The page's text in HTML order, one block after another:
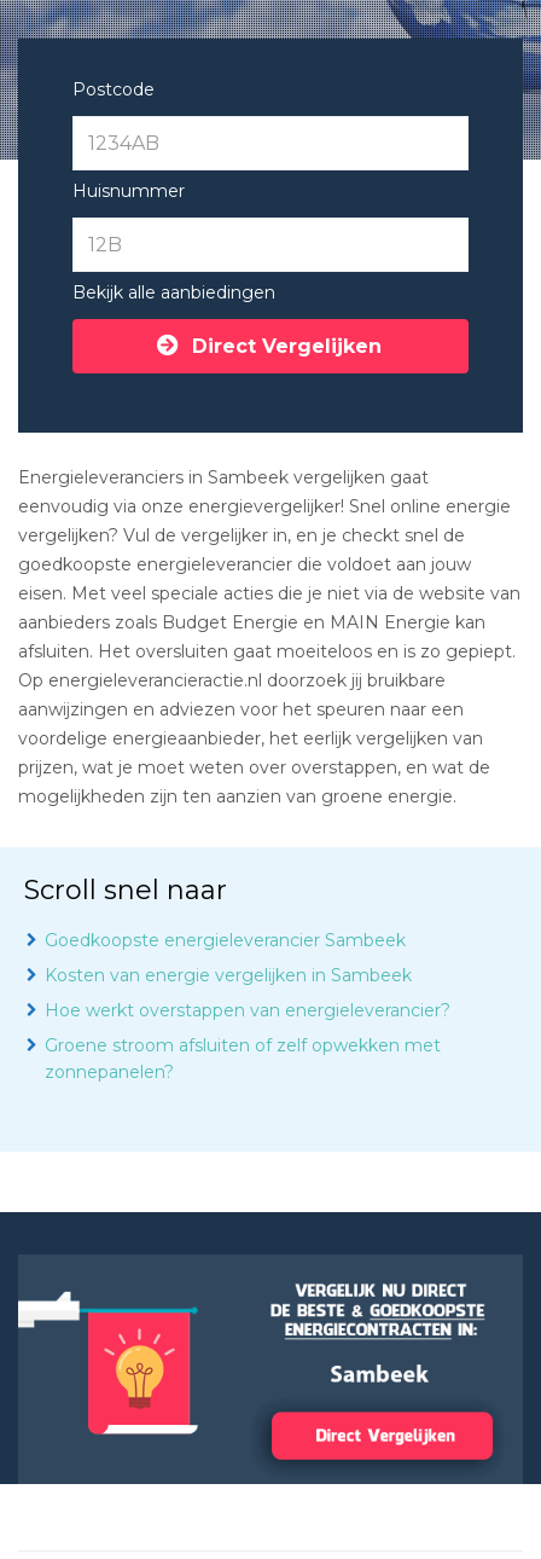
Postcode
Huisnummer
Bekijk alle aanbiedingen
Direct Vergelijken
Energieleveranciers in Sambeek vergelijken gaat
eenvoudig via onze energievergelijker! Snel online energie
vergelijken? Vul de vergelijker in, en je checkt snel de
goedkoopste energieleverancier die voldoet aan jouw
eisen. Met veel speciale acties die je niet via de website van
aanbieders zoals Budget Energie en MAIN Energie kan
afsluiten. Het oversluiten gaat moeiteloos en is zo gepiept.
Op energieleverancieractie.nl doorzoek jij bruikbare
aanwijzingen en adviezen voor het speuren naar een
voordelige energieaanbieder, het eerlijk vergelijken van
prijzen, wat je moet weten over overstappen, en wat de
mogelijkheden zijn ten aanzien van groene energie.
Scroll snel naar
Goedkoopste energieleverancier Sambeek
Kosten van energie vergelijken in Sambeek
Hoe werkt overstappen van energieleverancier?
Groene stroom afsluiten of zelf opwekken met
zonnepanelen?